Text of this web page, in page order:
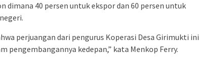
dimana 40 persen untuk ekspor dan 60 persen untuk
perjuangan dari pengurus Koperasi Desa Girimukti ini
pengembangannya kedepan,” kata Menkop Ferry.